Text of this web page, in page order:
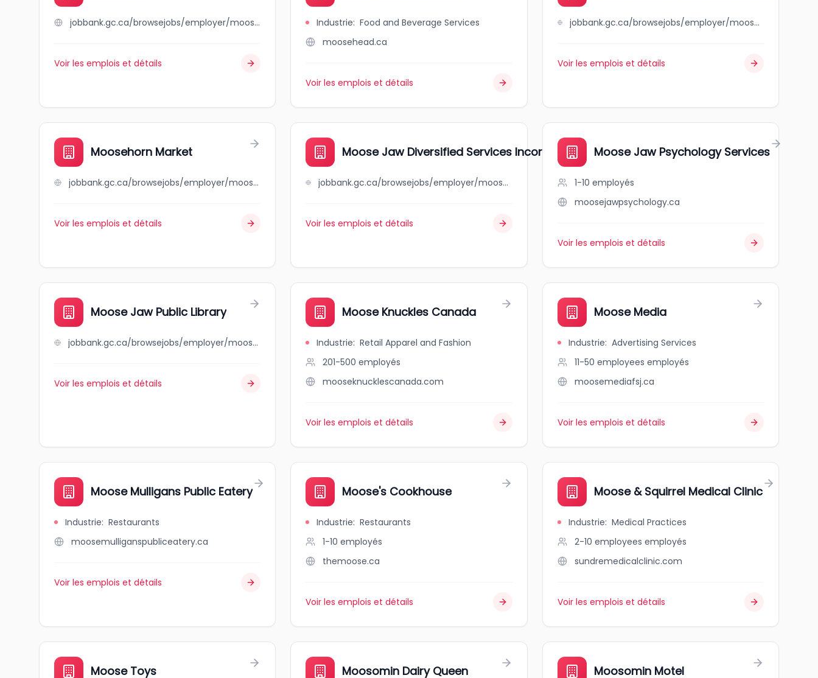
jobbank.gc.ca/browsejobs/employer/moose+fm/ca
Voir les emplois et détails
Industrie: Food and Beverage Services
moosehead.ca
Voir les emplois et détails
jobbank.gc.ca/browsejobs/employer/moose+homes+%26+construction+ltd%2C/ca
Voir les emplois et détails
Moosehorn Market
jobbank.gc.ca/browsejobs/employer/moosehorn+market/ca
Voir les emplois et détails
Moose Jaw Diversified Services Incorporated
jobbank.gc.ca/browsejobs/employer/moose+jaw+diversified+services+incorporated/ca
Voir les emplois et détails
Moose Jaw Psychology Services
1-10 employés
moosejawpsychology.ca
Voir les emplois et détails
Moose Jaw Public Library
jobbank.gc.ca/browsejobs/employer/moose+jaw+public+library/ca
Voir les emplois et détails
Moose Knuckles Canada
Industrie: Retail Apparel and Fashion
201-500 employés
mooseknucklescanada.com
Voir les emplois et détails
Moose Media
Industrie: Advertising Services
11-50 employees employés
moosemediafsj.ca
Voir les emplois et détails
Moose Mulligans Public Eatery
Industrie: Restaurants
moosemulliganspubliceatery.ca
Voir les emplois et détails
Moose's Cookhouse
Industrie: Restaurants
1-10 employés
themoose.ca
Voir les emplois et détails
Moose & Squirrel Medical Clinic
Industrie: Medical Practices
2-10 employees employés
sundremedicalclinic.com
Voir les emplois et détails
Moose Toys Moosomin Dairy Queen Moosomin Motel